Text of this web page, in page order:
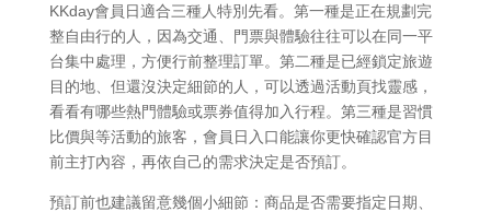
KKday會員日適合三種人特別先看。第一種是正在規劃完
整自由行的人，因為交通、門票與體驗往往可以在同一平
台集中處理，方便行前整理訂單。第二種是已經鎖定旅遊
目的地、但還沒決定細節的人，可以透過活動頁找靈感，
看看有哪些熱門體驗或票券值得加入行程。第三種是習慣
比價與等活動的旅客，會員日入口能讓你更快確認官方目
前主打內容，再依自己的需求決定是否預訂。
預訂前也建議留意幾個小細節：商品是否需要指定日期、